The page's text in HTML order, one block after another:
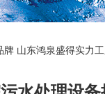
牌 山东鸿泉盛得实力